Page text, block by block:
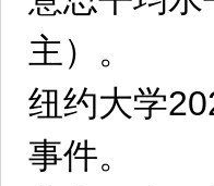
主）‌。
纽约大学
事件。